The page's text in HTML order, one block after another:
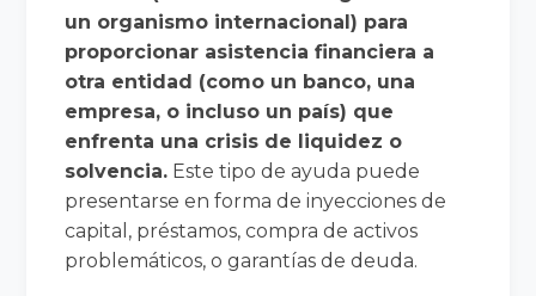
un organismo internacional) para
proporcionar asistencia financiera a
otra entidad (como un banco, una
empresa, o incluso un país) que
enfrenta una crisis de liquidez o
solvencia. Este tipo de ayuda puede
presentarse en forma de inyecciones de
capital, préstamos, compra de activos
problemáticos, o garantías de deuda.